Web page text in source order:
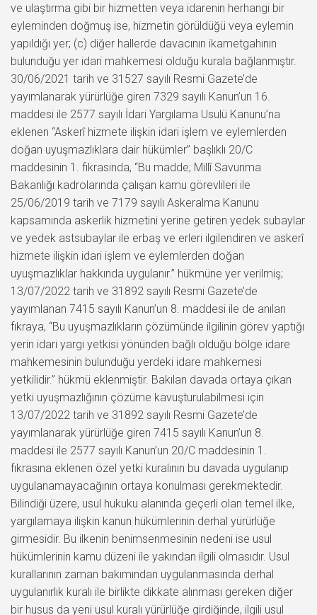
ve ulaştırma gibi bir hizmetten veya idarenin herhangi bir
eyleminden doğmuş ise, hizmetin görüldüğü veya eylemin
yapıldığı yer; (c) diğer hallerde davacının ikametgahının
bulunduğu yer idari mahkemesi olduğu kurala bağlanmıştır.
30/06/2021 tarih ve 31527 sayılı Resmi Gazete’de
yayımlanarak yürürlüğe giren 7329 sayılı Kanun’un 16.
maddesi ile 2577 sayılı İdari Yargılama Usulü Kanunu’na
eklenen “Askerî hizmete ilişkin idari işlem ve eylemlerden
doğan uyuşmazlıklara dair hükümler” başlıklı 20/C
maddesinin 1. fıkrasında, “Bu madde; Millî Savunma
Bakanlığı kadrolarında çalışan kamu görevlileri ile
25/06/2019 tarih ve 7179 sayılı Askeralma Kanunu
kapsamında askerlik hizmetini yerine getiren yedek subaylar
ve yedek astsubaylar ile erbaş ve erleri ilgilendiren ve askerî
hizmete ilişkin idari işlem ve eylemlerden doğan
uyuşmazlıklar hakkında uygulanır.” hükmüne yer verilmiş;
13/07/2022 tarih ve 31892 sayılı Resmi Gazete’de
yayımlanan 7415 sayılı Kanun’un 8. maddesi ile de anılan
fıkraya, “Bu uyuşmazlıkların çözümünde ilgilinin görev yaptığı
yerin idari yargı yetkisi yönünden bağlı olduğu bölge idare
mahkemesinin bulunduğu yerdeki idare mahkemesi
yetkilidir.” hükmü eklenmiştir. Bakılan davada ortaya çıkan
yetki uyuşmazlığının çözüme kavuşturulabilmesi için
13/07/2022 tarih ve 31892 sayılı Resmi Gazete’de
yayımlanarak yürürlüğe giren 7415 sayılı Kanun’un 8.
maddesi ile 2577 sayılı Kanun’un 20/C maddesinin 1.
fıkrasına eklenen özel yetki kuralının bu davada uygulanıp
uygulanamayacağının ortaya konulması gerekmektedir.
Bilindiği üzere, usul hukuku alanında geçerli olan temel ilke,
yargılamaya ilişkin kanun hükümlerinin derhal yürürlüğe
girmesidir. Bu ilkenin benimsenmesinin nedeni ise usul
hükümlerinin kamu düzeni ile yakından ilgili olmasıdır. Usul
kurallarının zaman bakımından uygulanmasında derhal
uygulanırlık kuralı ile birlikte dikkate alınması gereken diğer
bir husus da yeni usul kuralı yürürlüğe girdiğinde, ilgili usul